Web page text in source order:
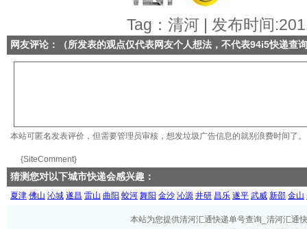
Tag：清河 | 发布时间
网友评论：（所发表的观点仅代表网友个人想法，不代表94i5快递查
本站可匿名发表评价，但需要管理员审核，想发垃圾广告信息的就别浪费时间了。
{SiteComment}
猜测您对以下城市快递会感兴趣：
夏津 佛山 沁城 遂昌 雷山 曲阳 蛟河 舞阳 金沙 沁源 井研 昌乐 遂平 武威 新邵 金山
本站为您提供清河汇通快递单号查询_清河汇通